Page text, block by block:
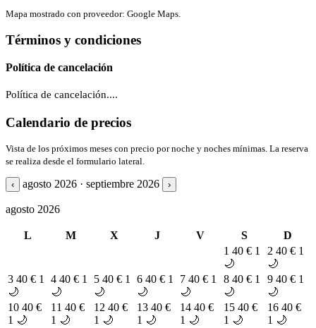
Mapa mostrado con proveedor: Google Maps.
Términos y condiciones
Política de cancelación
Política de cancelación....
Calendario de precios
Vista de los próximos meses con precio por noche y noches mínimas. La reserva
se realiza desde el formulario lateral.
‹ agosto 2026 · septiembre 2026 ›
agosto 2026
L M X J V S
D
1 40 € 1
🌙
2 40 € 1
🌙
3 40 € 1
🌙
4 40 € 1
🌙
5 40 € 1
🌙
6 40 € 1
🌙
7 40 € 1
🌙
8 40 € 1
🌙
9 40 € 1
🌙
10 40 €
1 🌙
11 40 €
1 🌙
12 40 €
1 🌙
13 40 €
1 🌙
14 40 €
1 🌙
15 40 €
1 🌙
16 40 €
1 🌙